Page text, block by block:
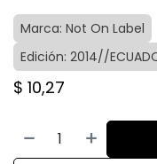
Marca: Not On Label
Edición: 2014//
$ 10,27